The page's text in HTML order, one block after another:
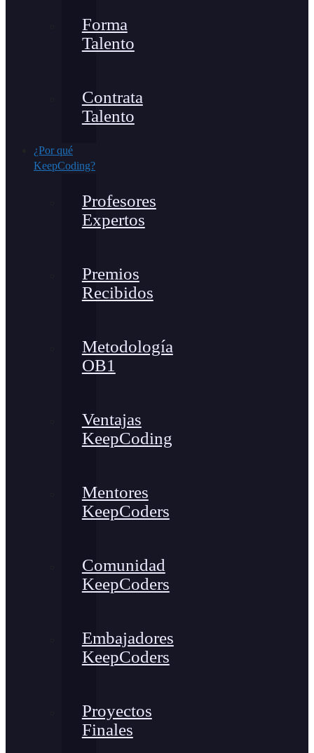
Forma
Talento
Contrata
Talento
¿Por qué
KeepCoding?
Profesores
Expertos
Premios
Recibidos
Metodología
OB1
Ventajas
KeepCoding
Mentores
KeepCoders
Comunidad
KeepCoders
Embajadores
KeepCoders
Proyectos
Finales